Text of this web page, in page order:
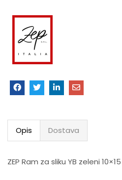
Opis Dostava
ZEP Ram za sliku YB zeleni